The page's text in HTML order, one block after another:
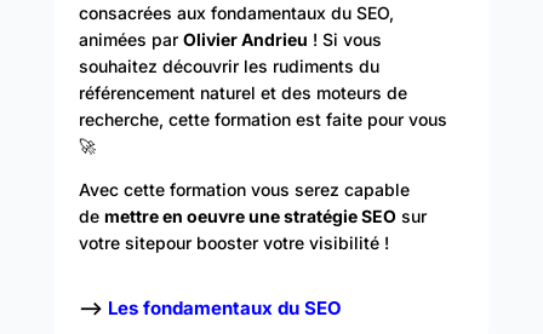
consacrées aux fondamentaux du SEO,
animées par Olivier Andrieu ! Si vous
souhaitez découvrir les rudiments du
référencement naturel et des moteurs de
recherche, cette formation est faite pour vous
🚀
Avec cette formation vous serez capable
de mettre en oeuvre une stratégie SEOsur
votre sitepour booster votre visibilité !
–> Les fondamentaux du SEO